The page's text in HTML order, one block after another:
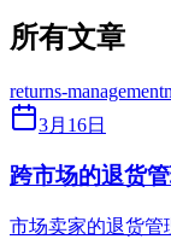
所有文章
returns-management
3月16日
跨市场的退货
市场卖家的退货管